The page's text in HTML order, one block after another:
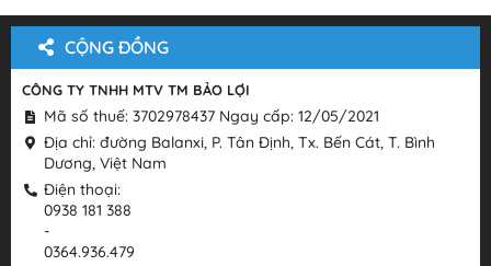
CỘNG ĐỒNG
CÔNG TY TNHH MTV TM BẢO LỢI
Mã số thuế: 3702978437 Ngay cấp: 12/05/2021
Địa chỉ: đường Balanxi, P. Tân Định, Tx. Bến Cát, T. Bình
Dương, Việt Nam
Điện thoại:
0938 181 388
-
0364.936.479